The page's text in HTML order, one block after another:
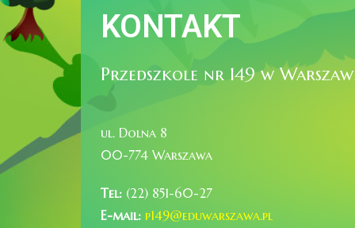
KONTAKT
Przedszkole nr 149 w
ul. Dolna 8
00-774 Warszawa
Tel: (22) 851-60-27
E-mail: p149@eduwarszawa.pl